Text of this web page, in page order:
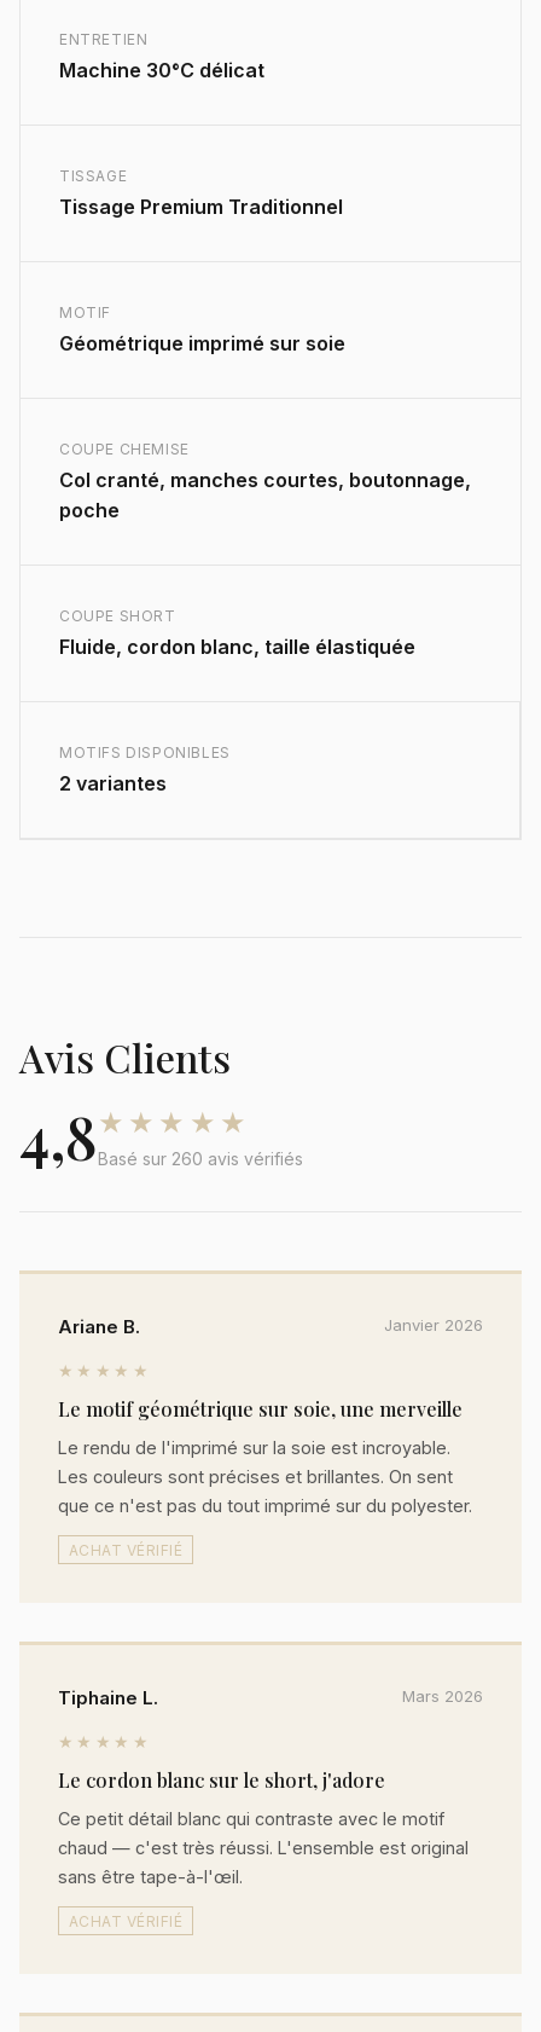
ENTRETIEN
Machine 30°C délicat
TISSAGE
Tissage Premium Traditionnel
MOTIF
Géométrique imprimé sur soie
COUPE CHEMISE
Col cranté, manches courtes, boutonnage,
poche
COUPE SHORT
Fluide, cordon blanc, taille élastiquée
MOTIFS DISPONIBLES
2 variantes
Avis Clients
4,8★★★★★
Basé sur 260 avis vérifiés
Ariane B. Janvier 2026
★★★★★
Le motif géométrique sur soie, une merveille
Le rendu de l'imprimé sur la soie est incroyable.
Les couleurs sont précises et brillantes. On sent
que ce n'est pas du tout imprimé sur du polyester.
ACHAT VÉRIFIÉ
Tiphaine L. Mars 2026
★★★★★
Le cordon blanc sur le short, j'adore
Ce petit détail blanc qui contraste avec le motif
chaud — c'est très réussi. L'ensemble est original
sans être tape-à-l'œil.
ACHAT VÉRIFIÉ